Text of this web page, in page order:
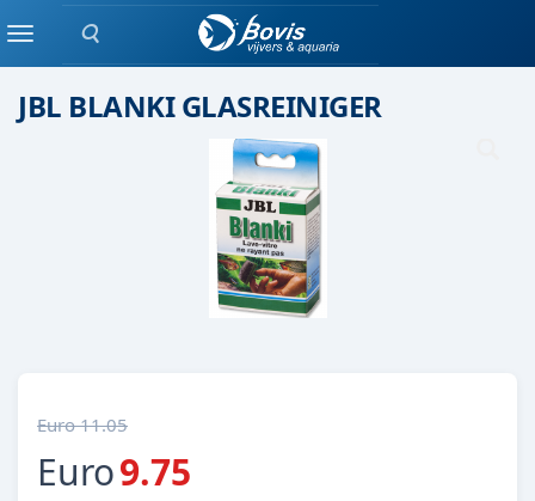
Zoeken
MenuREINIGING
JBL BLANKI GLASREINIGER
Euro 11.05
Euro9.75